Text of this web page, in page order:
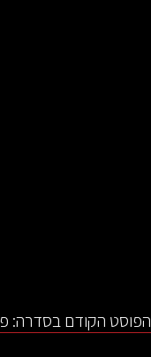
הפוסט הקודם בסדרה: